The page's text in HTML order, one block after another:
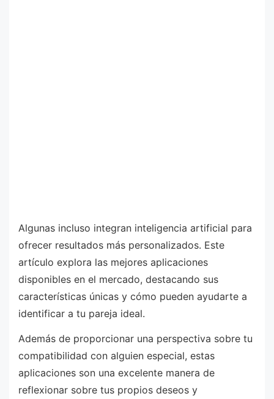
Algunas incluso integran inteligencia artificial para
ofrecer resultados más personalizados. Este
artículo explora las mejores aplicaciones
disponibles en el mercado, destacando sus
características únicas y cómo pueden ayudarte a
identificar a tu pareja ideal.
Además de proporcionar una perspectiva sobre tu
compatibilidad con alguien especial, estas
aplicaciones son una excelente manera de
reflexionar sobre tus propios deseos y